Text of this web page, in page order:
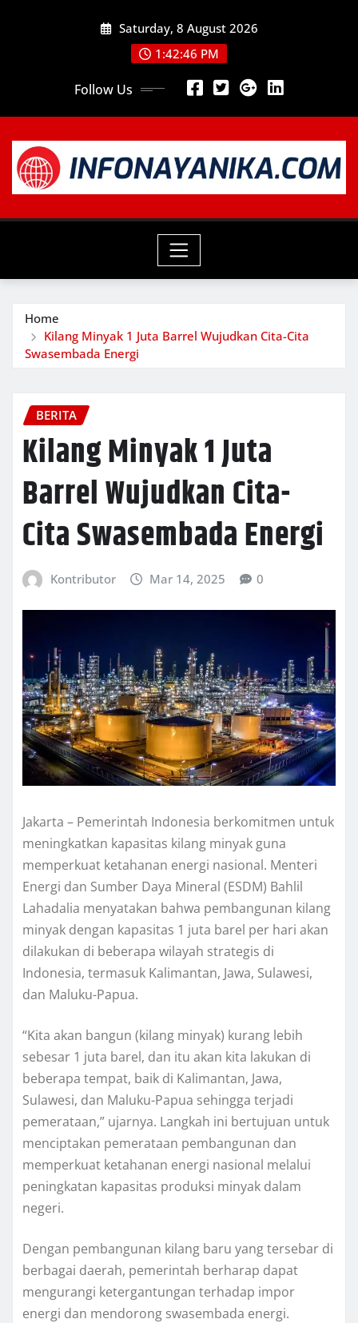
Saturday, 8 August 2026
1:42:47 PM
Follow Us
Home
Kilang Minyak 1 Juta Barrel Wujudkan Cita-Cita
Swasembada Energi
BERITA
Kilang Minyak 1 Juta
Barrel Wujudkan Cita-
Cita Swasembada Energi
Kontributor Mar 14, 2025 0
Jakarta – Pemerintah Indonesia berkomitmen untuk
meningkatkan kapasitas kilang minyak guna
memperkuat ketahanan energi nasional. Menteri
Energi dan Sumber Daya Mineral (ESDM) Bahlil
Lahadalia menyatakan bahwa pembangunan kilang
minyak dengan kapasitas 1 juta barel per hari akan
dilakukan di beberapa wilayah strategis di
Indonesia, termasuk Kalimantan, Jawa, Sulawesi,
dan Maluku-Papua.
“Kita akan bangun (kilang minyak) kurang lebih
sebesar 1 juta barel, dan itu akan kita lakukan di
beberapa tempat, baik di Kalimantan, Jawa,
Sulawesi, dan Maluku-Papua sehingga terjadi
pemerataan,” ujarnya. Langkah ini bertujuan untuk
menciptakan pemerataan pembangunan dan
memperkuat ketahanan energi nasional melalui
peningkatan kapasitas produksi minyak dalam
negeri.
Dengan pembangunan kilang baru yang tersebar di
berbagai daerah, pemerintah berharap dapat
mengurangi ketergantungan terhadap impor
energi dan mendorong swasembada energi.